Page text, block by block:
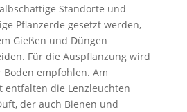
Standorte und
Pflanzerde gesetzt werden,
Gießen und Düngen
Für die Auspflanzung wird
empfohlen. Am
entfalten die Lenzleuchten
der auch Bienen und